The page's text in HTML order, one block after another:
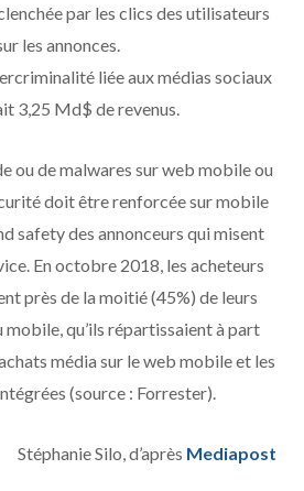
par les clics des utilisateurs
les annonces.
liée aux médias sociaux
3,25 Md$ de revenus.
ou de malwares sur web mobile ou
doit être renforcée sur mobile
safety des annonceurs qui misent
En octobre 2018, les acheteurs
près de la moitié (45%) de leurs
qu’ils répartissaient à part
média sur le web mobile et les
(source : Forrester).
Stéphanie Silo, d’après Mediapost